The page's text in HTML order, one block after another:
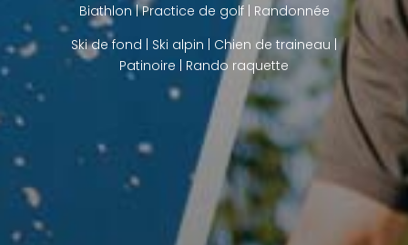
Biathlon |Practice de golf| Randonnée
Ski de fond | Ski alpin | Chien de traineau |
Patinoire | Rando raquette